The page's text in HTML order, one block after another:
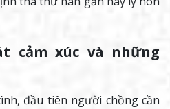
cảm xúc và những
đầu tiên người chồng cần